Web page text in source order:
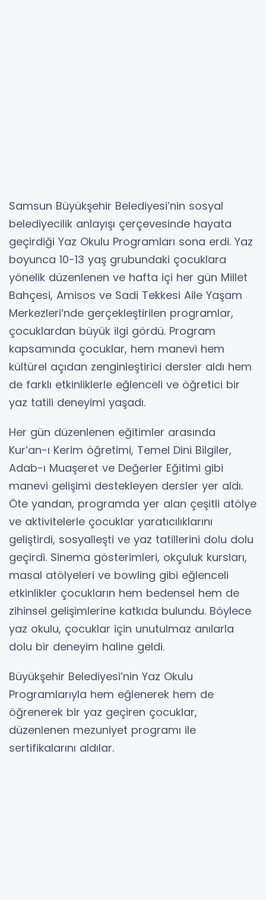
Samsun Büyükşehir Belediyesi’nin sosyal
belediyecilik anlayışı çerçevesinde hayata
geçirdiği Yaz Okulu Programları sona erdi. Yaz
boyunca 10-13 yaş grubundaki çocuklara
yönelik düzenlenen ve hafta içi her gün Millet
Bahçesi, Amisos ve Sadi Tekkesi Aile Yaşam
Merkezleri’nde gerçekleştirilen programlar,
çocuklardan büyük ilgi gördü. Program
kapsamında çocuklar, hem manevi hem
kültürel açıdan zenginleştirici dersler aldı hem
de farklı etkinliklerle eğlenceli ve öğretici bir
yaz tatili deneyimi yaşadı.
Her gün düzenlenen eğitimler arasında
Kur’an-ı Kerim öğretimi, Temel Dini Bilgiler,
Adab-ı Muaşeret ve Değerler Eğitimi gibi
manevi gelişimi destekleyen dersler yer aldı.
Öte yandan, programda yer alan çeşitli atölye
ve aktivitelerle çocuklar yaratıcılıklarını
geliştirdi, sosyalleşti ve yaz tatillerini dolu dolu
geçirdi. Sinema gösterimleri, okçuluk kursları,
masal atölyeleri ve bowling gibi eğlenceli
etkinlikler çocukların hem bedensel hem de
zihinsel gelişimlerine katkıda bulundu. Böylece
yaz okulu, çocuklar için unutulmaz anılarla
dolu bir deneyim haline geldi.
Büyükşehir Belediyesi’nin Yaz Okulu
Programlarıyla hem eğlenerek hem de
öğrenerek bir yaz geçiren çocuklar,
düzenlenen mezuniyet programı ile
sertifikalarını aldılar.